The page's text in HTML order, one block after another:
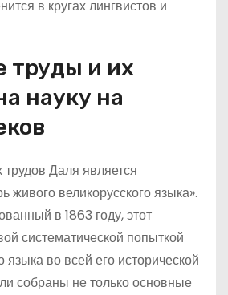
в кругах лингвистов и
труды и их
науку на
Даля является
живого великорусского языка».
в 1863 году, этот
систематической попыткой
языка во всей его исторической
собраны не только основные